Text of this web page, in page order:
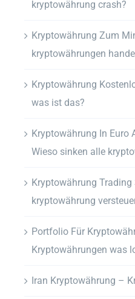
kryptowährung crash?
Kryptowährung Zum
kryptowährungen
Kryptowährung
was ist das?
Kryptowährung In Euro
Wieso sinken alle
Kryptowährung Trading
kryptowährung
Portfolio Für
Kryptowährungen was
Iran Kryptowährung –